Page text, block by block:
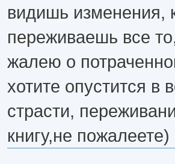
видишь изменения,
переживаешь все
жалею о
хотите опустится
страсти,
книгу,не пожалеете)